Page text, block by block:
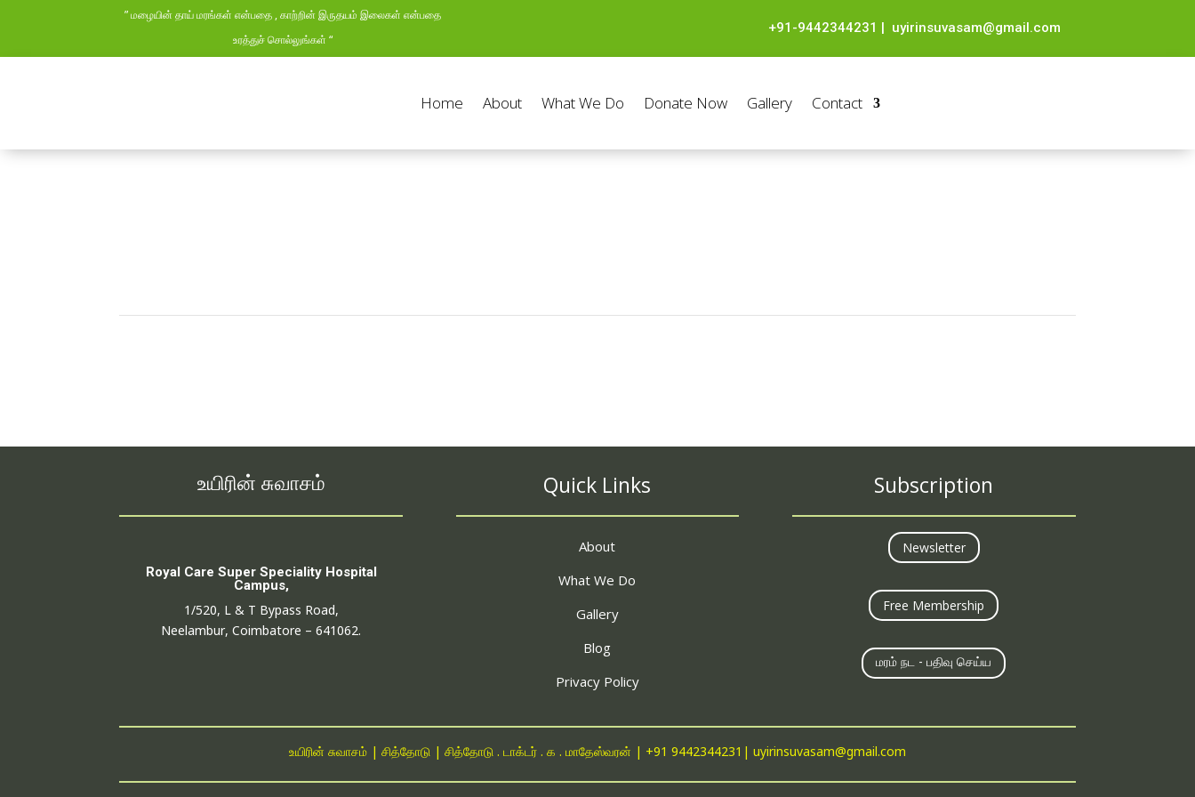
” மழையின் தாய் மரங்கள் என்பதை , காற்றின் இருதயம் இலைகள் என்பதை
உரத்துச் சொல்லுங்கள் “
+91-9442344231 | uyirinsuvasam@gmail.com
Home About What We Do Donate Now Gallery Contact
உயிரின் சுவாசம்
Royal Care Super Speciality Hospital
Campus,
1/520, L & T Bypass Road,
Neelambur, Coimbatore – 641062.
Quick Links
About
What We Do
Gallery
Blog
Privacy Policy
Subscription
Newsletter
Free Membership
மரம் நட - பதிவு செய்ய
உயிரின் சுவாசம் | சித்தோடு | சித்தோடு . டாக்டர் . க . மாதேஸ்வரன் | +91 9442344231 uyirinsuvasam@gmail.com